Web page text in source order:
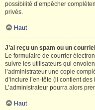
possibilité d’empêcher
privés.
Haut
J’ai reçu un spam ou un
Le formulaire de courrier
suivre les utilisateurs qui
l’administrateur une copie
d’inclure l’en-tête (il contient
L’administrateur pourra alors
Haut